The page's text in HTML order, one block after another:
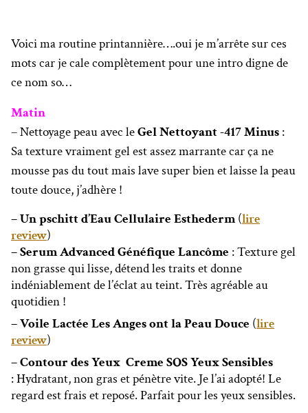
Voici ma routine printannière….oui je m’arrête sur ces
mots car je cale complètement pour une intro digne de
ce nom so…
Matin
– Nettoyage peau avec leGel Nettoyant -417 Minus :
Sa texture vraiment gel est assez marrante car ça ne
mousse pas du tout mais lave super bien et laisse la peau
toute douce, j’adhère !
– Un pschitt d’Eau Cellulaire Esthederm(lire
review)
– Serum Advanced Généfique Lancôme : Texture gel
non grasse qui lisse, détend les traits et donne
indéniablement de l’éclat au teint. Très agréable au
quotidien !
– Voile Lactée Les Anges ont la Peau Douce (lire
review)
– Contour des Yeux Creme SOS Yeux Sensibles
: Hydratant, non gras et pénètre vite. Je l’ai adopté! Le
regard est frais et reposé. Parfait pour les yeux sensibles.